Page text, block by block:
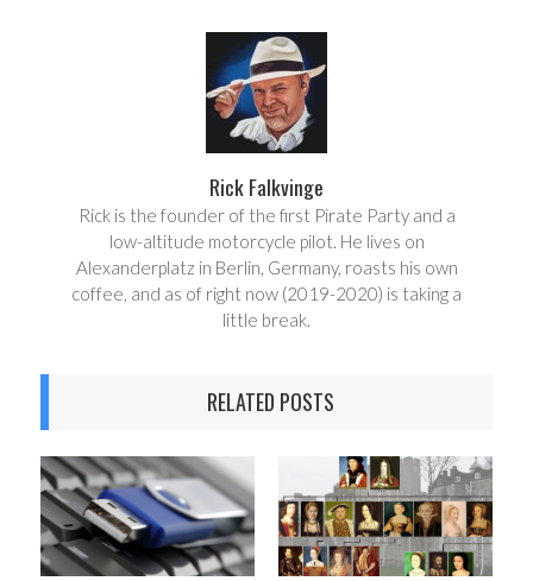
Rick Falkvinge
Rick is the founder of the first Pirate Party and a
low-altitude motorcycle pilot. He lives on
Alexanderplatz in Berlin, Germany, roasts his own
coffee, and as of right now (2019-2020) is taking a
little break.
RELATED POSTS